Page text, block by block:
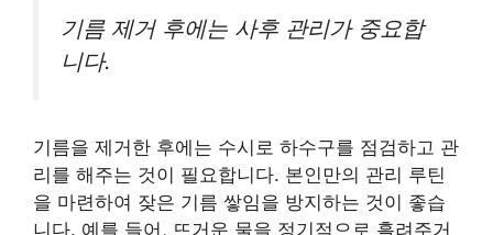
기름 제거 후에는 사후 관리가 중요합
니다.
기름을 제거한 후에는 수시로 하수구를 점검하고 관
리를 해주는 것이 필요합니다. 본인만의 관리 루틴
을 마련하여 잦은 기름 쌓임을 방지하는 것이 좋습
니다. 예를 들어, 뜨거운 물을 정기적으로 흘려주거